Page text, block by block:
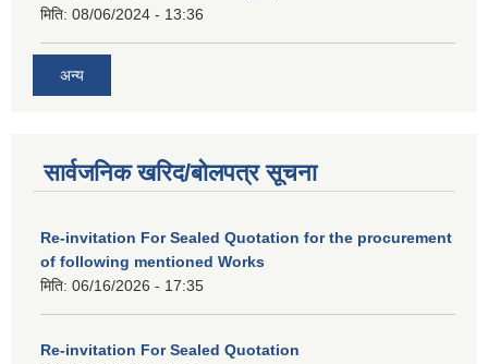
मिति: 08/06/2024 - 13:36
अन्य
सार्वजनिक खरिद/बोलपत्र सूचना
Re-invitation For Sealed Quotation for the procurement
of following mentioned Works
मिति: 06/16/2026 - 17:35
Re-invitation For Sealed Quotation